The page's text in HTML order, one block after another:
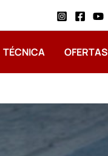
TÉCNICA OFERTAS